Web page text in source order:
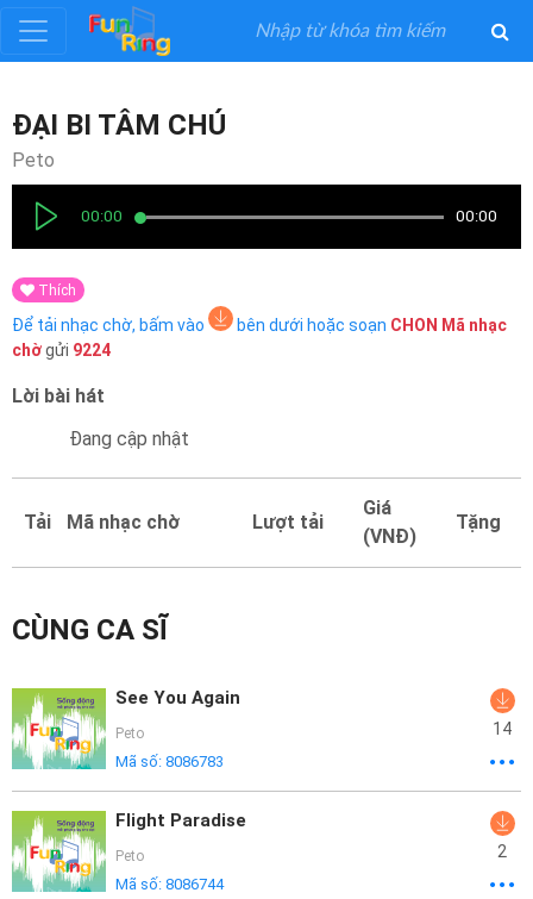
Đăng
ký
nhập
Thể
Loại
Nghệ
Mại
Dẫn
Funring
Doanh
Nghiệp
ĐẠI BI TÂM CHÚ
Peto
00:00 00:00
Thích
Để tải nhạc chờ, bấm vào bên dưới hoặc soạn CHON Mã nhạc
chờgửi 9224
Lời bài hát
Đang cập nhật
Tải Mã nhạc chờ Lượt tải
Giá
(VNĐ)
Tặng
CÙNG CA SĨ
See You Again
Peto
Mã số: 8086783
14
Flight Paradise
Peto
Mã số: 8086744
2